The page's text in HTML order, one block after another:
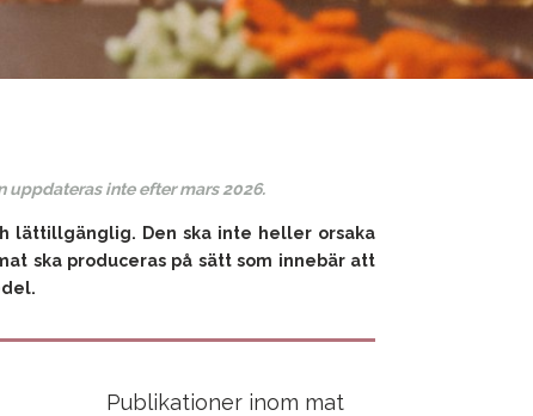
uppdateras inte efter mars 2026.
lättillgänglig. Den ska inte heller orsaka
ska produceras på sätt som innebär att
Publikationer inom mat